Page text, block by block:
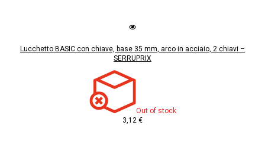
Lucchetto BASIC con chiave, base 35 mm, arco in acciaio, 2 chiavi –
SERRUPRIX
Out of stock
3,12 €